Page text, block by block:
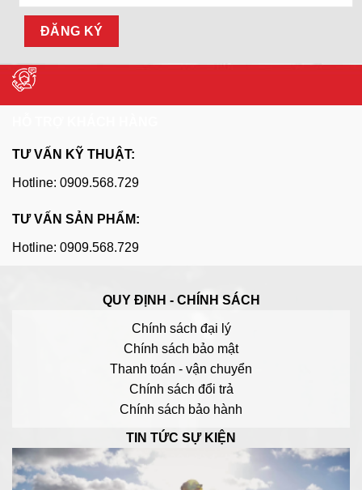
TƯ VẤN KỸ THUẬT:
Hotline: 0909.568.729
TƯ VẤN SẢN PHẨM:
Hotline: 0909.568.729
QUY ĐỊNH - CHÍNH SÁCH
Chính sách đại lý
Chính sách bảo mật
Thanh toán - vận chuyển
Chính sách đổi trả
Chính sách bảo hành
TIN TỨC SỰ KIỆN